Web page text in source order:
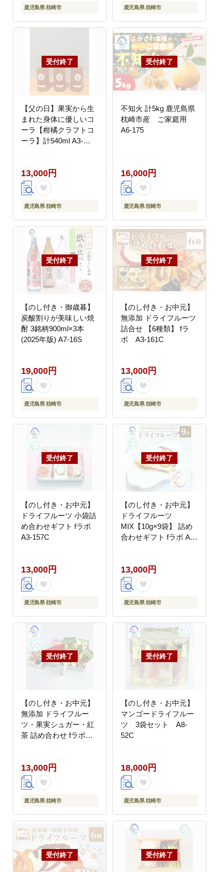
鹿児島県 枕崎市 鹿児島県 枕崎市
【父の日】果実から生
まれた身体に優しいコ
ーラ【柑橘クラフトコ
ーラ】計540ml A3-
13,000円
鹿児島県 枕崎市
不知火 計5kg 鹿児島県
枕崎市産 ご家庭用
A6-175
16,000円
鹿児島県 枕崎市
【のし付き・御歳暮】
炭酸割りが美味しい焼
酎 3銘柄900ml×3本
(2025年版) A7-16S
19,000円
鹿児島県 枕崎市
【のし付き・お中元】
無添加 ドライフルーツ
詰合せ 【6種類】 fラ
ボ A3-161C
13,000円
鹿児島県 枕崎市
【のし付き・お中元】
ドライフルーツ 小袋詰
め合わせギフト fラボ
A3-157C
13,000円
鹿児島県 枕崎市
【のし付き・お中元】
ドライフルーツ
MIX【10g×9袋】 詰め
合わせギフト fラボ A3-
13,000円
鹿児島県 枕崎市
【のし付き・お中元】
無添加 ドライフルー
ツ・果実シュガー・紅
茶 詰め合わせ fラボ
13,000円
鹿児島県 枕崎市
【のし付き・お中元】
マンゴードライフルー
ツ 3袋セット A8-
52C
18,000円
鹿児島県 枕崎市